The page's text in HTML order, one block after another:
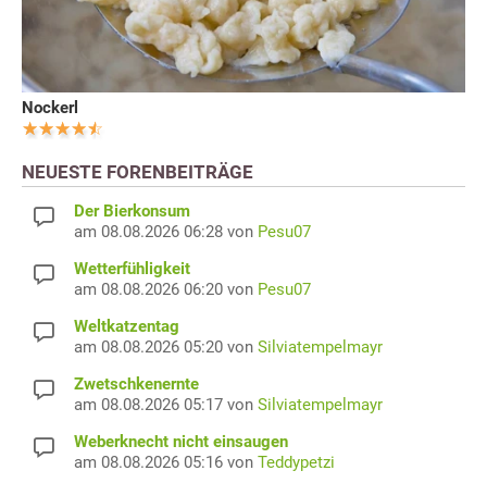
Nockerl
NEUESTE FORENBEITRÄGE
Der Bierkonsum
am 08.08.2026 06:28 von Pesu07
Wetterfühligkeit
am 08.08.2026 06:20 von Pesu07
Weltkatzentag
am 08.08.2026 05:20 von Silviatempelmayr
Zwetschkenernte
am 08.08.2026 05:17 von Silviatempelmayr
Weberknecht nicht einsaugen
am 08.08.2026 05:16 von Teddypetzi